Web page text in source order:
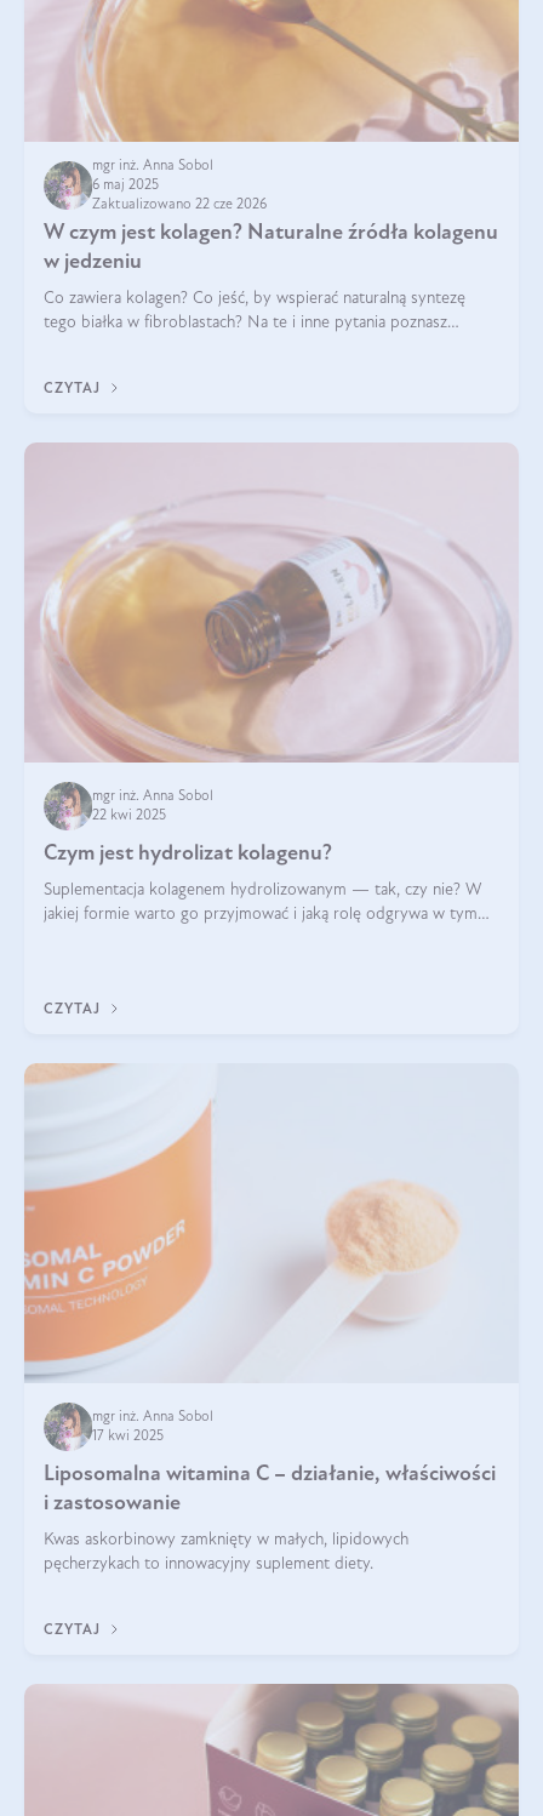
mgr inż. Anna Sobol
6 maj 2025
Zaktualizowano 22 cze 2026
W czym jest kolagen? Naturalne źródła kolagenu
w jedzeniu
Co zawiera kolagen? Co jeść, by wspierać naturalną syntezę
tego białka w fibroblastach? Na te i inne pytania poznasz
CZYTAJ
mgr inż. Anna Sobol
22 kwi 2025
Czym jest hydrolizat kolagenu?
Suplementacja kolagenem hydrolizowanym — tak, czy nie? W
jakiej formie warto go przyjmować i jaką rolę odgrywa w tym
CZYTAJ
mgr inż. Anna Sobol
17 kwi 2025
Liposomalna witamina C – działanie, właściwości
i zastosowanie
Kwas askorbinowy zamknięty w małych, lipidowych
pęcherzykach to innowacyjny suplement diety.
CZYTAJ